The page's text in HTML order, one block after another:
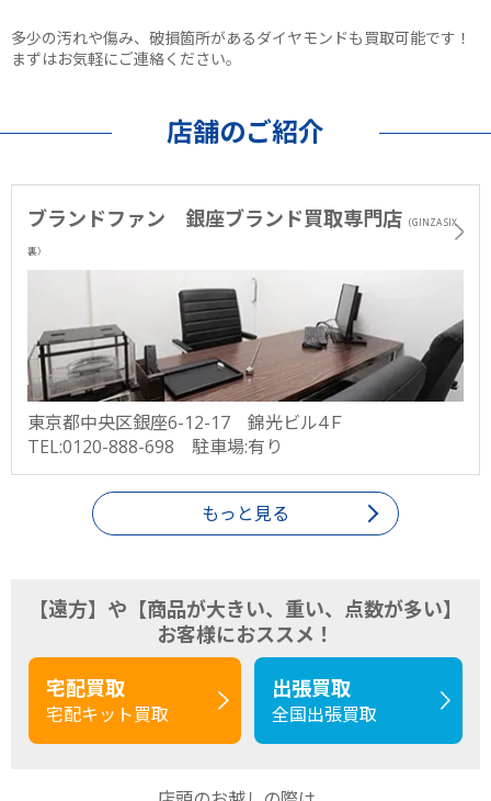
多少の汚れや傷み、破損箇所があるダイヤモンドも買取可能です！
まずはお気軽にご連絡ください。
店舗のご紹介
ブランドファン 銀座ブランド買取専門店 （GINZA SIX
裏）
東京都中央区銀座6-12-17 錦光ビル4Ｆ
TEL:0120-888-698 駐車場:有り
もっと見る
【遠方】や【商品が大きい、重い、点数が多い】
お客様におススメ！
宅配買取
宅配キット買取
出張買取
全国出張買取